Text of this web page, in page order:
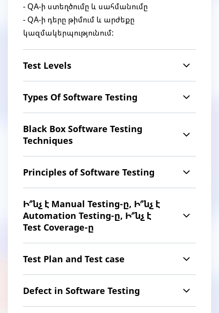
- QA-ի ստեղծումը և սահմանումը
- QA-ի դերը թիմում և արժեքը
կազմակերպությունում:
Test Levels
Types Օf Software Testing
Black Box Software Testing
Techniques
Principles of Software Testing
Ի՞նչ է Manual Testing-ը, Ի՞նչ է
Automation Testing-ը, Ի՞նչ է
Test Coverage-ը
Test Plan and Test case
Defect in Software Testing